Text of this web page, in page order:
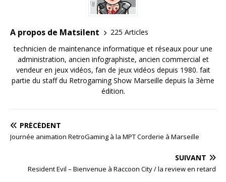
A propos de Matsilent
225 Articles
technicien de maintenance informatique et réseaux pour une
administration, ancien infographiste, ancien commercial et
vendeur en jeux vidéos, fan de jeux vidéos depuis 1980. fait
partie du staff du Retrogaming Show Marseille depuis la 3ème
édition.
PRÉCÉDENT
Journée animation RetroGaming à la MPT Corderie à Marseille
SUIVANT
Resident Evil – Bienvenue à Raccoon City / la review en retard